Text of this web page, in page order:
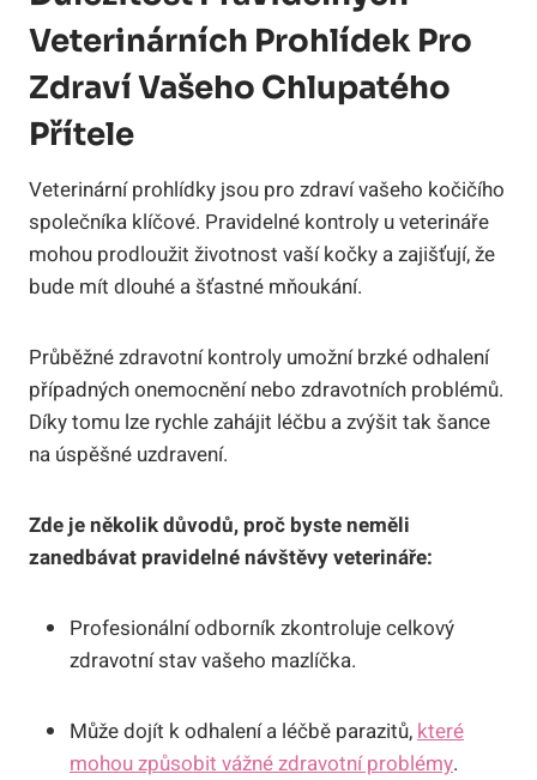
Veterinárních Prohlídek Pro
Zdraví Vašeho Chlupatého
Přítele
Veterinární prohlídky jsou pro zdraví vašeho kočičího
společníka klíčové. Pravidelné kontroly u veterináře
mohou prodloužit životnost vaší kočky a zajišťují, že
bude mít dlouhé a šťastné mňoukání.
Průběžné zdravotní kontroly umožní brzké odhalení
případných onemocnění nebo zdravotních problémů.
Díky tomu lze rychle zahájit léčbu a zvýšit tak šance
na úspěšné uzdravení.
Zde je několik důvodů, proč byste neměli
zanedbávat pravidelné návštěvy veterináře:
Profesionální odborník zkontroluje celkový
zdravotní stav vašeho mazlíčka.
Může dojít k odhalení a léčbě parazitů, které
mohou způsobit vážné zdravotní problémy.